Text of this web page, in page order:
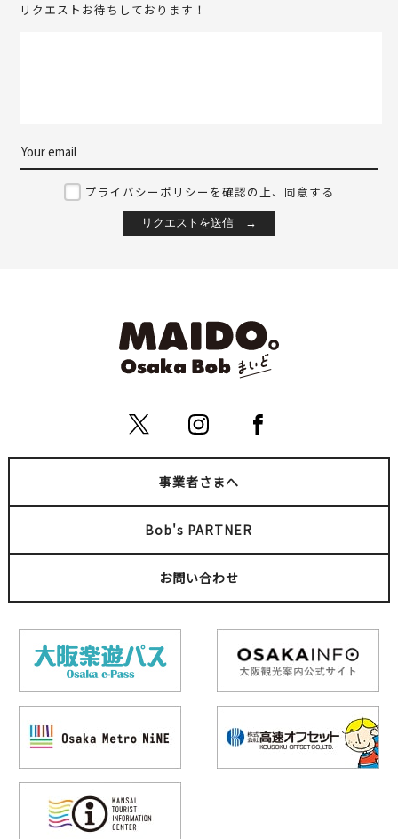
リクエストお待ちしております！
プライバシーポリシーを確認の上、同意する
事業者さまへ
Bob's PARTNER
お問い合わせ